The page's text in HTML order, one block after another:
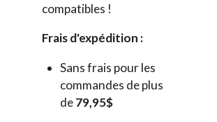
compatibles !
Frais d'expédition :
Sans frais pour les
commandes de plus
de79,95$